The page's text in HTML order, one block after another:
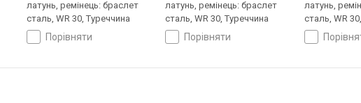
латунь, ремінець: браслет
сталь, WR 30, Туреччина
порівняти
латунь, ремінець: браслет
сталь, WR 30, Туреччина
порівняти
латунь,
сталь, WR